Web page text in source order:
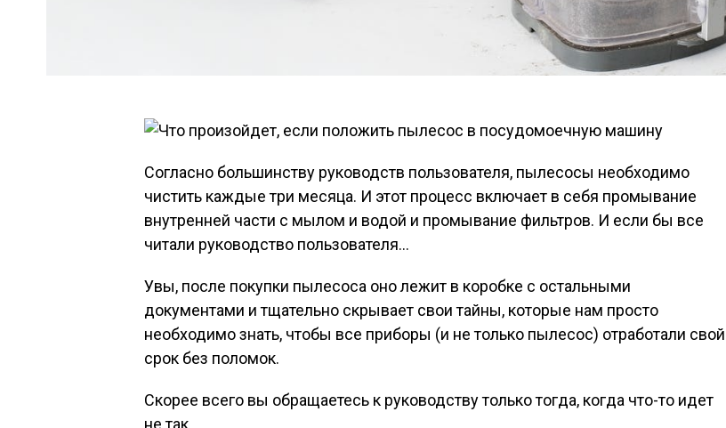
Согласно большинству руководств пользователя, пылесосы необходимо
чистить каждые три месяца. И этот процесс включает в себя промывание
внутренней части с мылом и водой и промывание фильтров. И если бы все
читали руководство пользователя…
Увы, после покупки пылесоса оно лежит в коробке с остальными
документами и тщательно скрывает свои тайны, которые нам просто
необходимо знать, чтобы все приборы (и не только пылесос) отработали свой
срок без поломок.
Скорее всего вы обращаетесь к руководству только тогда, когда что-то идет
не так.